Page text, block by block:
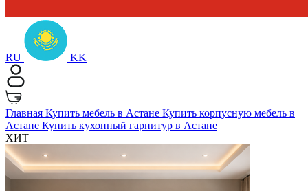
RU KK
Главная Купить мебель в Астане Купить корпусную мебель в
Астане Купить кухонный гарнитур в Астане
ХИТ